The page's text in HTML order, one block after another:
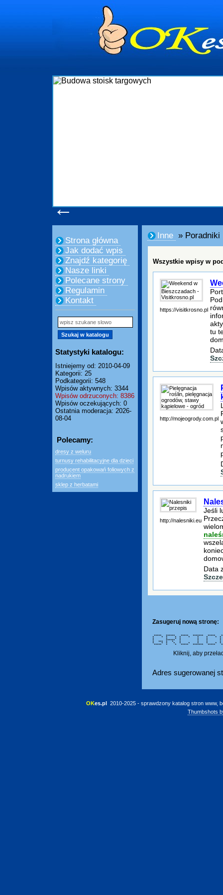
←
Strona główna
Jak dodać wpis
Znajdź kategorię
Nasze linki
Polecane strony
Regulamin
Kontakt
Statystyki katalogu:
Istniejemy od: 2010-04-09
Kategorii: 25
Podkategorii: 548
Wpisów aktywnych: 3344
Wpisów odrzuconych: 8386
Wpisów oczekujących: 0
Ostatnia moderacja: 2026-
08-04
Polecamy:
dresy z weluru
turnusy rehabilitacyjne dla dzieci
producent opakowań foliowych z
nadrukiem
sklep z herbatami
Inne » Poradniki
Wszystkie wpisy w
https://visitkrosno.pl
tu
http://mojeogrody.com.pl
http://nalesniki.eu
Jeśli
Data
Zasugeruj nową stronę:
***** ****** ***** ******* *****
* * * * * * * * *
* * * * * * *
* ****** * * * * *
* *** * * * * *
* * * * * * * * *
***** * * ***** ******* *****
Kliknij, aby
Adres sugerowanej
OKes.pl 2010-2025 - sprawdzony katalog stron www,
Thumbshots